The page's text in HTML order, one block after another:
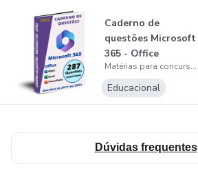
Caderno de
questões Microsoft
365 - Office
Apostila digital... Matérias para concursos
Educacional
Dúvidas frequentes